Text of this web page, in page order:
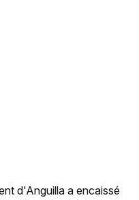
d'Anguilla a encaissé